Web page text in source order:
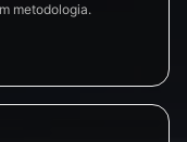
metodologia.